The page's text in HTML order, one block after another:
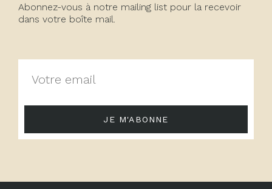
Abonnez-vous à notre mailing list pour la recevoir
dans votre boîte mail.
JE M'ABONNE